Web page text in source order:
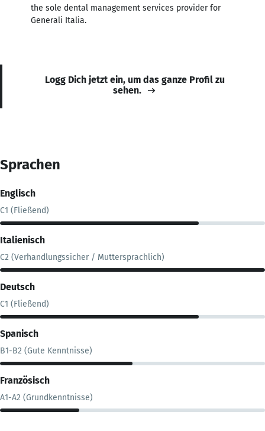
the sole dental management services provider for
Generali Italia.
Logg Dich jetzt ein, um das ganze Profil zu
sehen.
Sprachen
Englisch
C1 (Fließend)
Italienisch
C2 (Verhandlungssicher / Muttersprachlich)
Deutsch
C1 (Fließend)
Spanisch
B1-B2 (Gute Kenntnisse)
Französisch
A1-A2 (Grundkenntnisse)